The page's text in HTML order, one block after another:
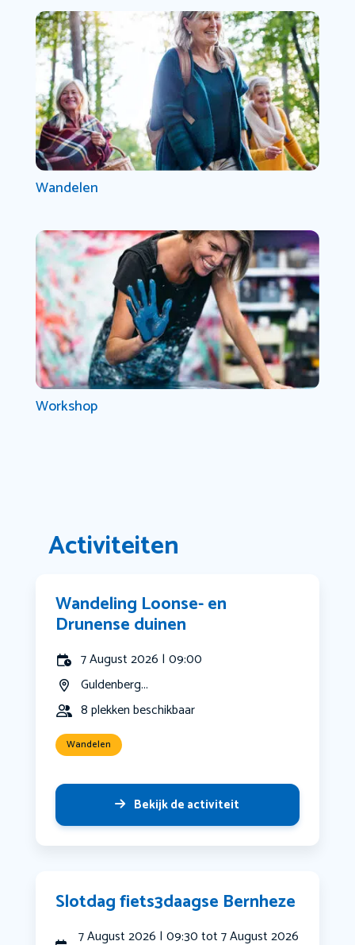
Wandelen
Workshop
Activiteiten
Wandeling Loonse- en
Drunense duinen
7 August 2026 | 09:00
Guldenberg...
8 plekken beschikbaar
Wandelen
Bekijk de activiteit
Slotdag fiets3daagse Bernheze
7 August 2026 | 09:30 tot 7 August 2026